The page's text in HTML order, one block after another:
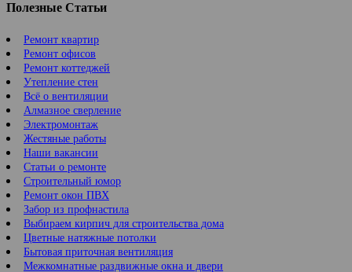
Полезные Статьи
Ремонт квартир
Ремонт офисов
Ремонт коттеджей
Утепление стен
Всё о вентиляции
Алмазное сверление
Электромонтаж
Жестяные работы
Наши вакансии
Статьи о ремонте
Строительный юмор
Ремонт окон ПВХ
Забор из профнастила
Выбираем кирпич для строительства дома
Цветные натяжные потолки
Бытовая приточная вентиляция
Межкомнатные раздвижные окна и двери